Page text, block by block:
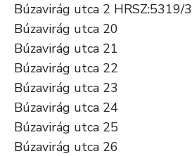
Búzavirág utca 2 HRSZ:5319/3
Búzavirág utca 20
Búzavirág utca 21
Búzavirág utca 22
Búzavirág utca 23
Búzavirág utca 24
Búzavirág utca 25
Búzavirág utca 26